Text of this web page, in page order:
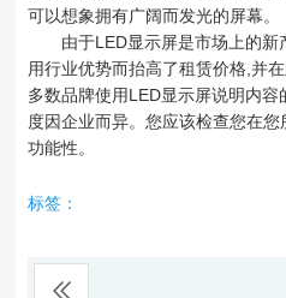
可以想象拥有广阔而发光的屏幕。
由于LED显示屏是市场上的新
用行业优势而抬高了租赁价格,并
多数品牌使用LED显示屏说明内
度因企业而异。您应该检查您在
功能性。
标签：